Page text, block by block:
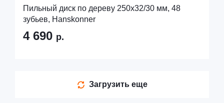
Пильный диск по дереву 250x32/30 мм, 48
зубьев, Hanskonner
4 690 р.
Загрузить еще